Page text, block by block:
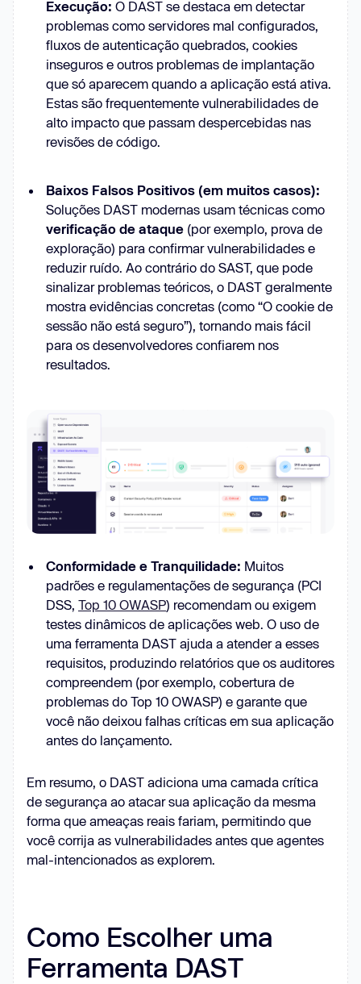
Execução: O DAST se destaca em detectar
problemas como servidores mal configurados,
fluxos de autenticação quebrados, cookies
inseguros e outros problemas de implantação
que só aparecem quando a aplicação está ativa.
Estas são frequentemente vulnerabilidades de
alto impacto que passam despercebidas nas
revisões de código.
Baixos Falsos Positivos (em muitos casos):
Soluções DAST modernas usam técnicas como
verificação de ataque (por exemplo, prova de
exploração) para confirmar vulnerabilidades e
reduzir ruído. Ao contrário do SAST, que pode
sinalizar problemas teóricos, o DAST geralmente
mostra evidências concretas (como “O cookie de
sessão não está seguro”), tornando mais fácil
para os desenvolvedores confiarem nos
resultados.
Conformidade e Tranquilidade: Muitos
padrões e regulamentações de segurança (PCI
DSS, Top 10 OWASP) recomendam ou exigem
testes dinâmicos de aplicações web. O uso de
uma ferramenta DAST ajuda a atender a esses
requisitos, produzindo relatórios que os auditores
compreendem (por exemplo, cobertura de
problemas do Top 10 OWASP) e garante que
você não deixou falhas críticas em sua aplicação
antes do lançamento.
Em resumo, o DAST adiciona uma camada crítica
de segurança ao atacar sua aplicação da mesma
forma que ameaças reais fariam, permitindo que
você corrija as vulnerabilidades antes que agentes
mal-intencionados as explorem.
Como Escolher uma
Ferramenta DAST